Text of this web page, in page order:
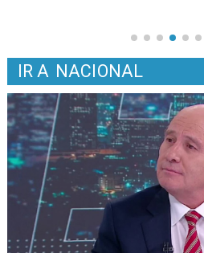
IR A NACIONAL